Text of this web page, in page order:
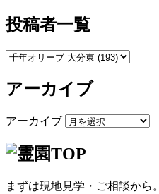
投稿者一覧
アーカイブ
アーカイブ
まずは現地見学・ご相談から。